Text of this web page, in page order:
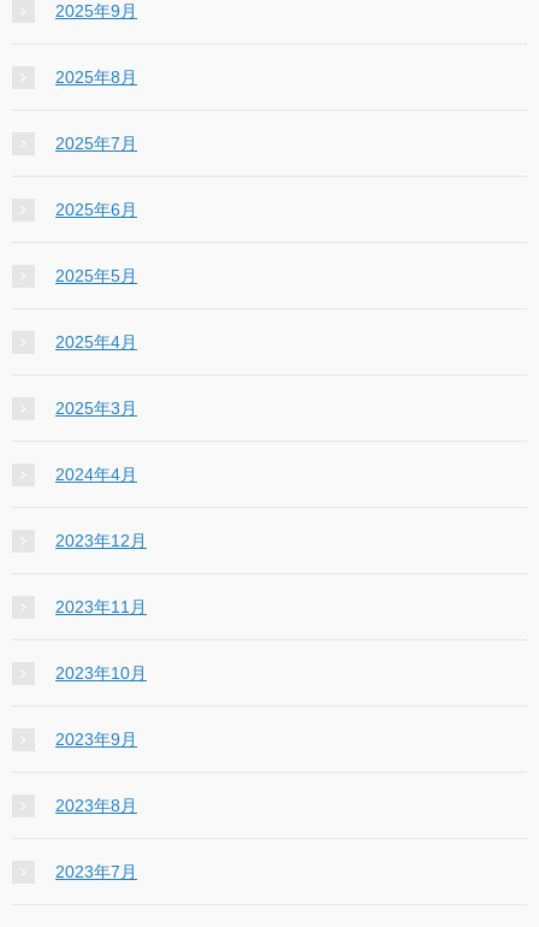
2025年9月
2025年8月
2025年7月
2025年6月
2025年5月
2025年4月
2025年3月
2024年4月
2023年12月
2023年11月
2023年10月
2023年9月
2023年8月
2023年7月